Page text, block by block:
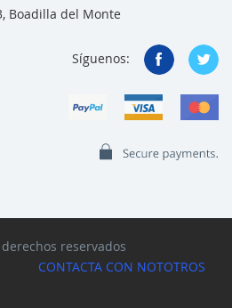
Boadilla del Monte
Síguenos:
reservados
CONTACTA CON NOTOTROS